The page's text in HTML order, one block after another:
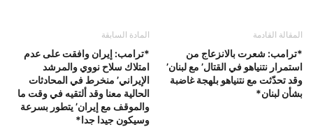
المادة السابقة
*ترامب: إيران وافقت على عدم
امتلاك سلاح نووي والمرشد
الإيراني’ منخرط في المحادثات
الحالية معنا وقد ألتقيه في وقت ما
والموقف مع إيران’ يتطور بسرعة
وسيكون جيدا جدا*
المقالة القادمة
*ترامب: شعرت بالانزعاج من
استمرار نتنياهو في القتال’ مع لبنان’
وقد تحدّثت مع نتنياهو بلهجة غاضبة
بشأن لبنان*